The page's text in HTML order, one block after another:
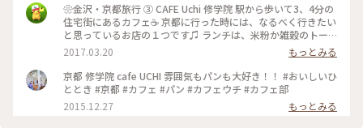
❀︎金沢・京都旅行 ③ CAFE Uchi 修学院 駅から歩いて3、4分の
住宅街にあるカフェ☕️ 京都に行った時には、なるべく行きたい
と思っているお店の１つです♫ ランチは、米粉か雑穀のトー
スト・手ごねぱん、キッシュ・パンが数種類のなかから選べる
(両方サラダ・コーヒー付き)の2種類です。 サクッ、もっち
り、最高のパンです\( Ö )/
2017.03.20
もっとみる
京都 修学院 cafe UCHI 雰囲気もパンも大好き！！ #おいしいひ
ととき #京都 #カフェ #パン #カフェウチ #カフェ部
2015.12.27
もっとみる